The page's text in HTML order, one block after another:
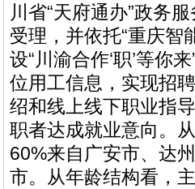
川省“天府通办”政务
受理，并依托“重庆智
设“川渝合作‘职’等你
位用工信息，实现招
绍和线上线下职业指
职者达成就业意向。
60%来自广安市、达
市。从年龄结构看，